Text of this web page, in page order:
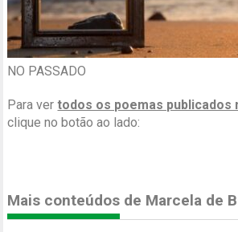
NO PASSADO
Para vertodos os poemas publicados
clique no botão ao lado:
Mais conteúdos de Marcela de